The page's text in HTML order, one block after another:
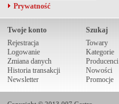
Prywatność
Twoje konto
Rejestracja
Logowanie
Zmiana danych
Historia transakcji
Newsletter
Szukaj
Towary
Kategorie
Producenci
Nowości
Promocje